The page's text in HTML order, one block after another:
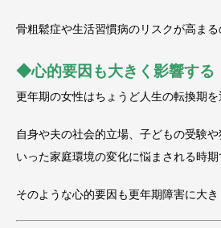
骨粗鬆症や生活習慣病のリスクが高まる
◆心的要因も大きく影響する
更年期の女性はちょうど人生の転換期を
自身や夫の社会的立場、子どもの受験
いった家庭環境の変化に悩まされる時期
そのような心的要因も更年期障害に大き